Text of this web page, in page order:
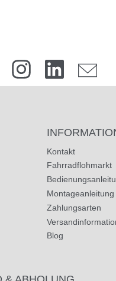
Kontakt
Fahrradflohmarkt
Montageanleitung
Zahlungsarten
Blog